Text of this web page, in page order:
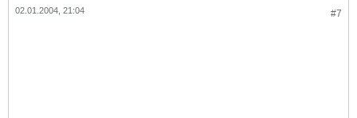
#7
02.01.2004, 21:04